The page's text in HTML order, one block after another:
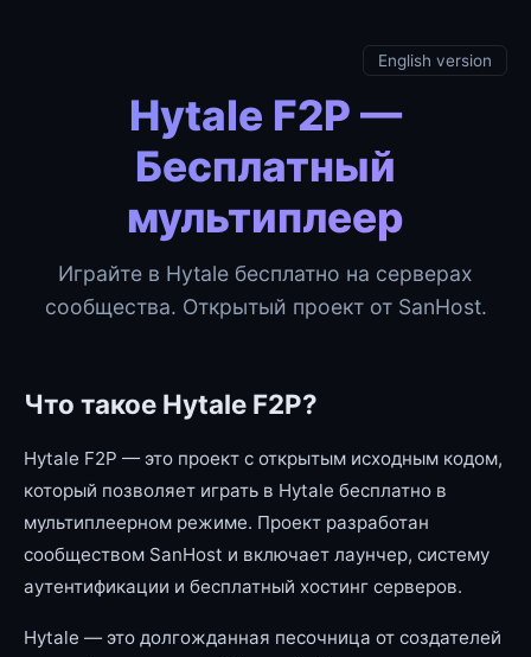
English version
Hytale F2P —
Бесплатный
мультиплеер
Играйте в Hytale бесплатно на серверах
сообщества. Открытый проект от SanHost.
Что такое Hytale F2P?
Hytale F2P — это проект с открытым исходным кодом,
который позволяет играть в Hytale бесплатно в
мультиплеерном режиме. Проект разработан
сообществом SanHost и включает лаунчер, систему
аутентификации и бесплатный хостинг серверов.
Hytale — это долгожданная песочница от создателей